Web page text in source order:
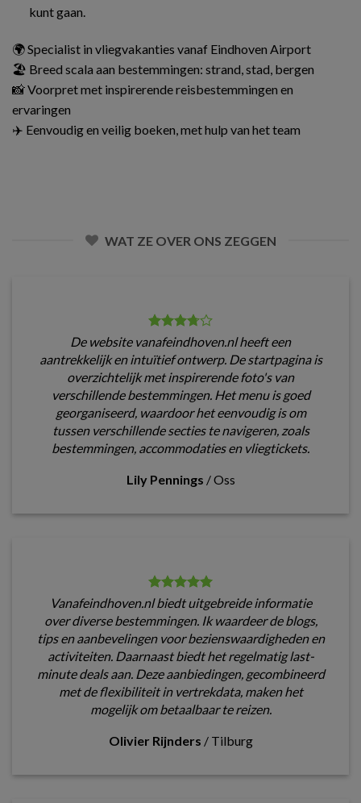
kunt gaan.
🌍 Specialist in vliegvakanties vanaf Eindhoven Airport
🏖️ Breed scala aan bestemmingen: strand, stad, bergen
📸 Voorpret met inspirerende reisbestemmingen en
ervaringen
✈️ Eenvoudig en veilig boeken, met hulp van het team
WAT ZE OVER ONS ZEGGEN
De website vanafeindhoven.nl heeft een
aantrekkelijk en intuïtief ontwerp. De startpagina is
overzichtelijk met inspirerende foto's van
verschillende bestemmingen. Het menu is goed
georganiseerd, waardoor het eenvoudig is om
tussen verschillende secties te navigeren, zoals
bestemmingen, accommodaties en vliegtickets.
Lily Pennings /Oss
Vanafeindhoven.nl biedt uitgebreide informatie
over diverse bestemmingen. Ik waardeer de blogs,
tips en aanbevelingen voor bezienswaardigheden en
activiteiten. Daarnaast biedt het regelmatig last-
minute deals aan. Deze aanbiedingen, gecombineerd
met de flexibiliteit in vertrekdata, maken het
mogelijk om betaalbaar te reizen.
Olivier Rijnders / Tilburg